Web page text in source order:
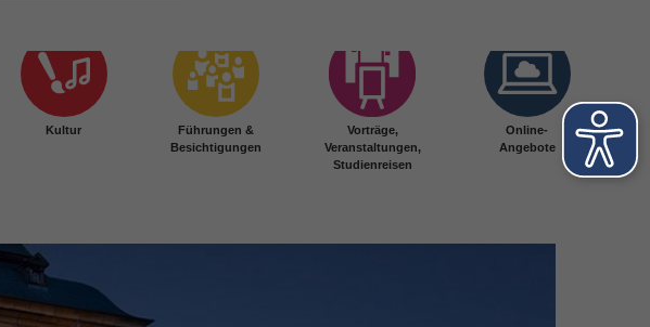
Kultur
Führungen &
Besichtigungen
Vorträge,
Veranstaltungen,
Studienreisen
Online-
Angebote